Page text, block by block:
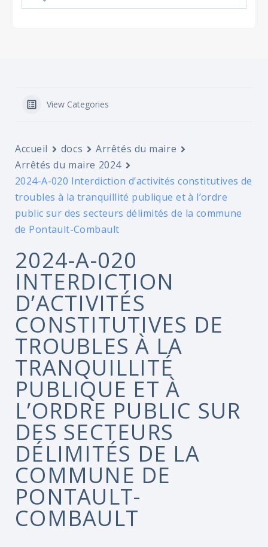
View Categories
Accueil docs
Arrêtés du maire
Arrêtés du maire 2024
2024-A-020 Interdiction d’activités constitutives de
troubles à la tranquillité publique et à l’ordre
public sur des secteurs délimités de la commune
de Pontault-Combault
2024-A-020
INTERDICTION
D’ACTIVITÉS
CONSTITUTIVES DE
TROUBLES À LA
TRANQUILLITÉ
PUBLIQUE ET À
L’ORDRE PUBLIC SUR
DES SECTEURS
DÉLIMITÉS DE LA
COMMUNE DE
PONTAULT-
COMBAULT